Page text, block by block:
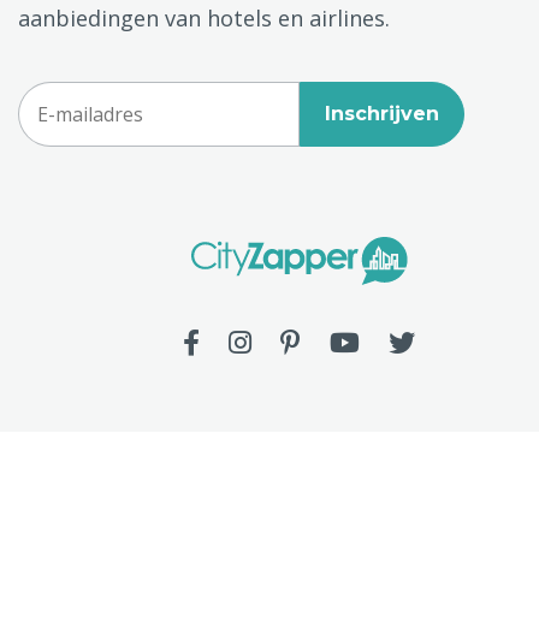
aanbiedingen van hotels en airlines.
Inschrijven